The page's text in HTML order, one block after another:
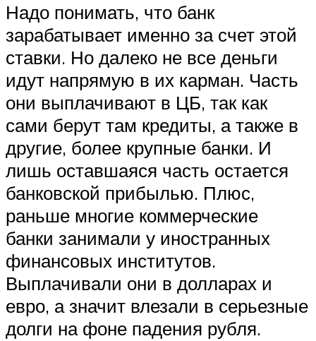
Надо понимать, что банк
зарабатывает именно за счет этой
ставки. Но далеко не все деньги
идут напрямую в их карман. Часть
они выплачивают в ЦБ, так как
сами берут там кредиты, а также в
другие, более крупные банки. И
лишь оставшаяся часть остается
банковской прибылью. Плюс,
раньше многие коммерческие
банки занимали у иностранных
финансовых институтов.
Выплачивали они в долларах и
евро, а значит влезали в серьезные
долги на фоне падения рубля.